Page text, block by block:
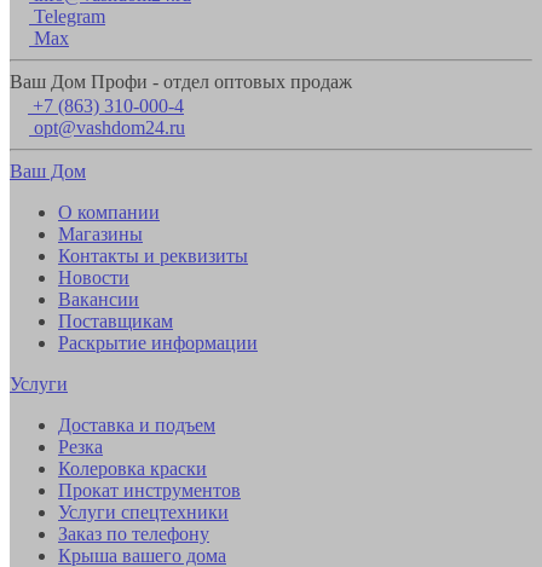
Telegram
Max
Ваш Дом Профи - отдел оптовых продаж
+7 (863) 310-000-4
opt@vashdom24.ru
Ваш Дом
О компании
Магазины
Контакты и реквизиты
Новости
Вакансии
Поставщикам
Раскрытие информации
Услуги
Доставка и подъем
Резка
Колеровка краски
Прокат инструментов
Услуги спецтехники
Заказ по телефону
Крыша вашего дома